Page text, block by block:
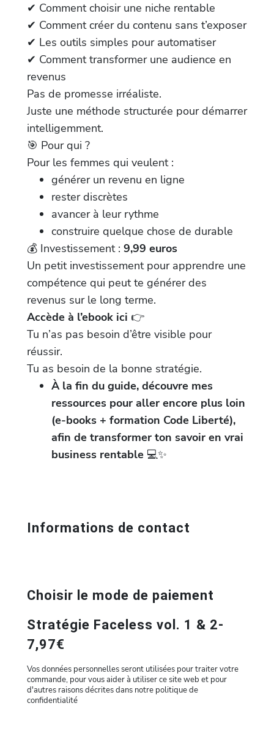
✔ Comment choisir une niche rentable
✔ Comment créer du contenu sans t’exposer
✔ Les outils simples pour automatiser
✔ Comment transformer une audience en
revenus
Pas de promesse irréaliste.
Juste une méthode structurée pour démarrer
intelligemment.
🎯 Pour qui ?
Pour les femmes qui veulent :
générer un revenu en ligne
rester discrètes
avancer à leur rythme
construire quelque chose de durable
💰 Investissement : 9,99 euros
Un petit investissement pour apprendre une
compétence qui peut te générer des
revenus sur le long terme.
Accède à l’ebook ici 👉
Tu n’as pas besoin d’être visible pour
réussir.
Tu as besoin de la bonne stratégie.
À la fin du guide, découvre mes
ressources pour aller encore plus loin
(e-books + formation Code Liberté),
afin de transformer ton savoir en vrai
business rentable 💻✨
Informations de contact
Choisir le mode de paiement
Stratégie Faceless vol. 1 & 2-
7,97€
Vos données personnelles seront utilisées pour traiter votre
commande, pour vous aider à utiliser ce site web et pour
d'autres raisons décrites dans notre politique de
confidentialité